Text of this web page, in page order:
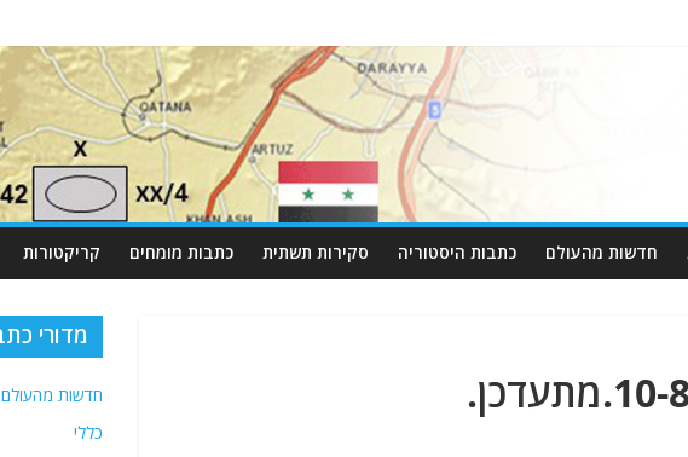
חדשות מהעולם כתבות היסטוריה סקירות תשתית כתבות מומחים קריקטורות
מדורי
חדשות מהעולם
כללי